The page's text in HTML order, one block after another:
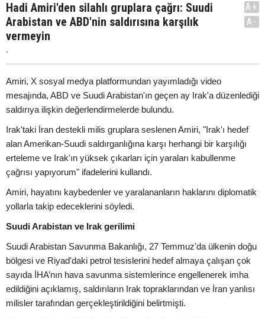
Hadi Amiri'den silahlı gruplara çağrı: Suudi
Arabistan ve ABD'nin saldırısına karşılık
vermeyin
.
A+
A-
Amiri, X sosyal medya platformundan yayımladığı video
mesajında, ABD ve Suudi Arabistan'ın geçen ay Irak'a düzenlediği
saldırıya ilişkin değerlendirmelerde bulundu.
Irak'taki İran destekli milis gruplara seslenen Amiri, "Irak'ı hedef
alan Amerikan-Suudi saldırganlığına karşı herhangi bir karşılığı
erteleme ve Irak'ın yüksek çıkarları için yaraları kabullenme
çağrısı yapıyorum" ifadelerini kullandı.
Amiri, hayatını kaybedenler ve yaralananların haklarını diplomatik
yollarla takip edeceklerini söyledi.
Suudi Arabistan ve Irak gerilimi
Suudi Arabistan Savunma Bakanlığı, 27 Temmuz'da ülkenin doğu
bölgesi ve Riyad'daki petrol tesislerini hedef almaya çalışan çok
sayıda İHA’nın hava savunma sistemlerince engellenerek imha
edildiğini açıklamış, saldırıların Irak topraklarından ve İran yanlısı
milisler tarafından gerçekleştirildiğini belirtmişti.